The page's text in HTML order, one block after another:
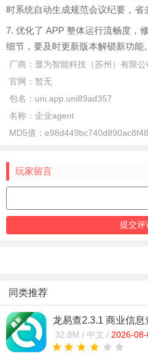
时系统自动生成规范会议纪要，省
7. 优化了 APP 整体运行流畅度，
细节，要及时更新版本解锁新功能。
厂商： 显为智能科技（苏州）有限公
官网： 暂无
包名： uni.app.uni89ad357
名称： 企业agent
MD5值：
玩家留言
同类推荐
龙易查2.3.1 商业信息
32.8M / 中文 / 2026-08-